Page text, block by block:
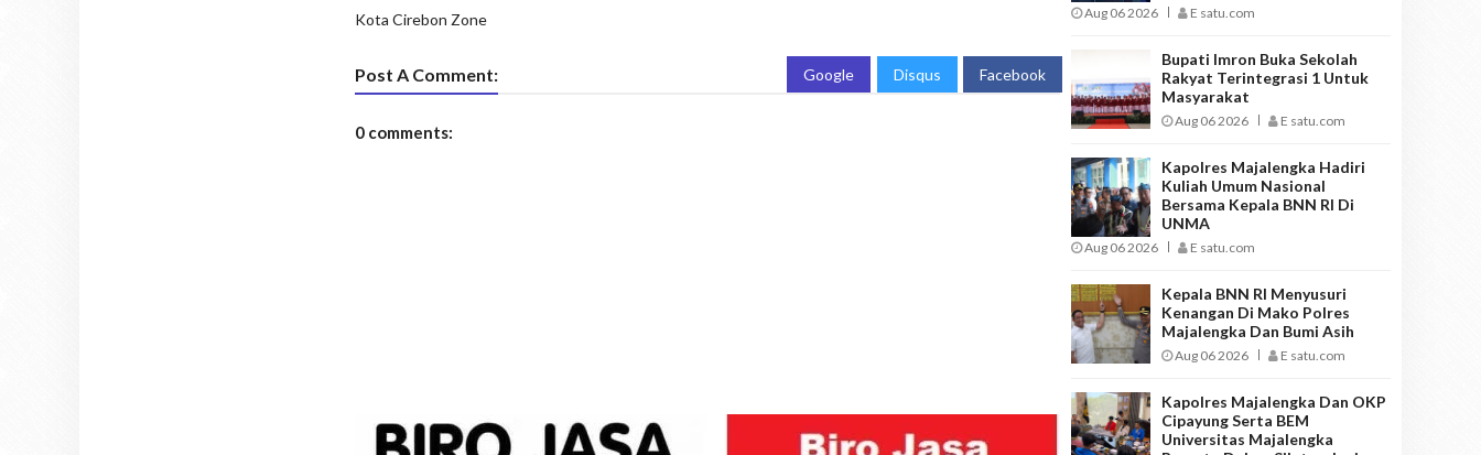
Kota Cirebon Zone
Post A Comment: Google Disqus Facebook
0 comments:
Aug 06 2026 E satu.com
Bupati Imron Buka Sekolah
Rakyat Terintegrasi 1 Untuk
Masyarakat
Aug 06 2026 E satu.com
Kapolres Majalengka Hadiri
Kuliah Umum Nasional
Bersama Kepala BNN RI Di
UNMA
Aug 06 2026 E satu.com
Kepala BNN RI Menyusuri
Kenangan Di Mako Polres
Majalengka Dan Bumi Asih
Aug 06 2026 E satu.com
Kapolres Majalengka Dan OKP
Cipayung Serta BEM
Universitas Majalengka